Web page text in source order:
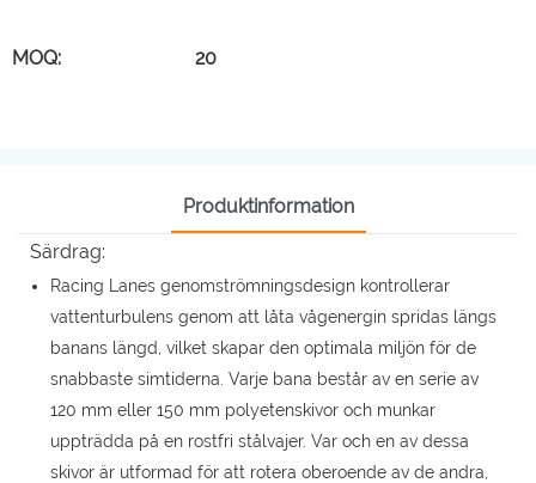
MOQ: 20
Produktinformation
Särdrag:
Racing Lanes genomströmningsdesign kontrollerar
vattenturbulens genom att låta vågenergin spridas längs
banans längd, vilket skapar den optimala miljön för de
snabbaste simtiderna. Varje bana består av en serie av
120 mm eller 150 mm polyetenskivor och munkar
uppträdda på en rostfri stålvajer. Var och en av dessa
skivor är utformad för att rotera oberoende av de andra,